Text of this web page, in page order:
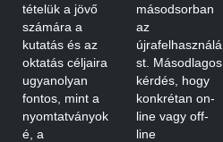
tételük a jövő
számára a
kutatás és az
oktatás céljaira
ugyanolyan
fontos, mint a
nyomtatványok
é, a
másodsorban
az
újrafelhasználá
st. Másodlagos
kérdés, hogy
konkrétan on-
line vagy off-
line